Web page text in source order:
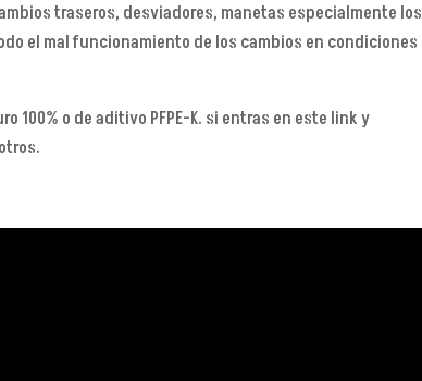
traseros, desviadores, manetas especialmente los
el mal funcionamiento de los cambios en condiciones
o de aditivo PFPE-K. si entras en este link y